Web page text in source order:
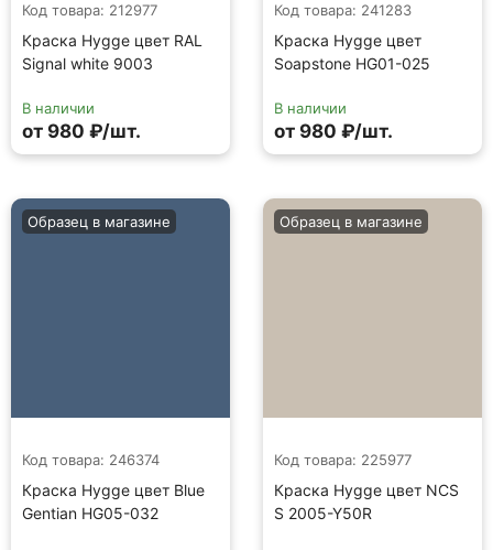
Код товара: 212977
Краска Hygge цвет RAL
Signal white 9003
В наличии
от 980 ₽/шт.
Код товара: 241283
Краска Hygge цвет
Soapstone HG01-025
В наличии
от 980 ₽/шт.
Код товара: 246374
Краска Hygge цвет Blue
Gentian HG05-032
Образец в магазине
Код товара: 225977
Краска Hygge цвет NCS
S 2005-Y50R
Образец в магазине